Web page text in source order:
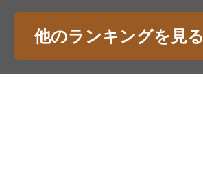
他のランキングを見る